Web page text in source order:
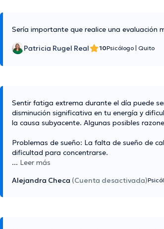
Sería importante que realice una evaluación
Patricia Rugel Real 10Psicólogo Quito
Sentir fatiga extrema durante el día puede
disminución significativa en tu energía y
la causa subyacente. Algunas posibles
Problemas de sueño: La falta de sueño de
dificultad para concentrarse.
... Leer más
Alejandra Checa (Cuenta desactivada)